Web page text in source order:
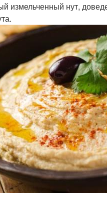
измельченный нут,